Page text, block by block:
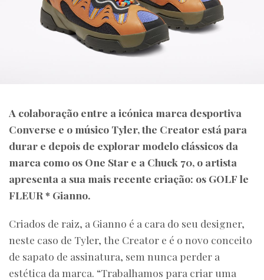
A colaboração entre a icónica marca desportiva
Converse e o músico Tyler, the Creator está para
durar e depois de explorar modelo clássicos da
marca como os One Star e a Chuck 70, o artista
apresenta a sua mais recente criação: os GOLF le
FLEUR * Gianno.
Criados de raiz, a Gianno é a cara do seu designer,
neste caso de Tyler, the Creator e é o novo conceito
de sapato de assinatura, sem nunca perder a
estética da marca. “Trabalhamos para criar uma